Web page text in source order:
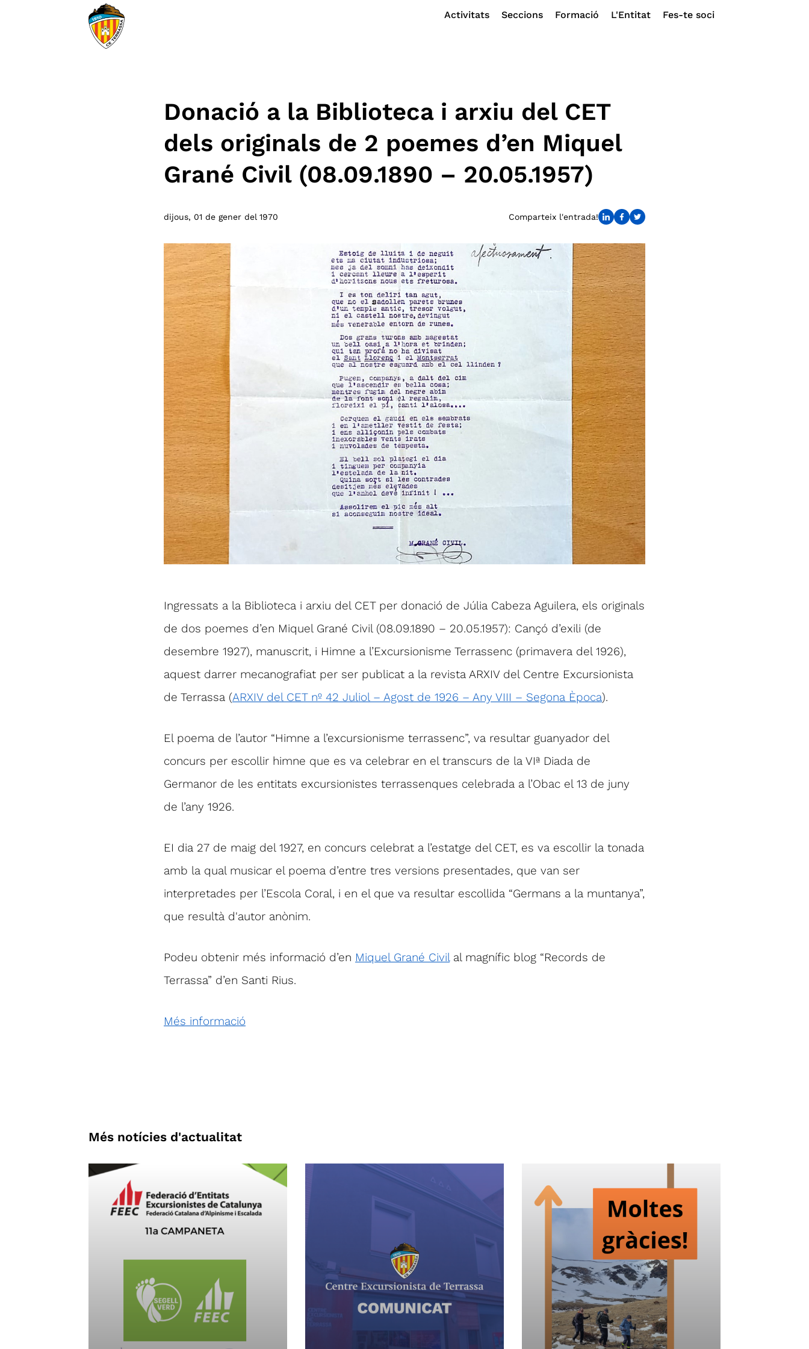
Activitats Seccions Formació L'Entitat Fes-te soci
Donació a la Biblioteca i arxiu del CET
dels originals de 2 poemes d’en Miquel
Grané Civil (08.09.1890 – 20.05.1957)
dijous, 01 de gener del 1970 Comparteix l'entrada!
Ingressats a la Biblioteca i arxiu del CET per donació de Júlia Cabeza Aguilera, els originals
de dos poemes d’en Miquel Grané Civil (08.09.1890 – 20.05.1957): Cançó d’exili (de
desembre 1927), manuscrit, i Himne a l’Excursionisme Terrassenc (primavera del 1926),
aquest darrer mecanografiat per ser publicat a la revista ARXIV del Centre Excursionista
de Terrassa (ARXIV del CET nº 42 Juliol – Agost de 1926 – Any VIII – Segona Època).
El poema de l’autor “Himne a l’excursionisme terrassenc”, va resultar guanyador del
concurs per escollir himne que es va celebrar en el transcurs de la VIª Diada de
Germanor de les entitats excursionistes terrassenques celebrada a l’Obac el 13 de juny
de l’any 1926.
EI dia 27 de maig del 1927, en concurs celebrat a l’estatge del CET, es va escollir la tonada
amb la qual musicar el poema d’entre tres versions presentades, que van ser
interpretades per l’Escola Coral, i en el que va resultar escollida “Germans a la muntanya”,
que resultà d'autor anònim.
Podeu obtenir més informació d’en Miquel Grané Civilal magnífic blog “Records de
Terrassa” d’en Santi Rius.
Més informació
Més notícies d'actualitat